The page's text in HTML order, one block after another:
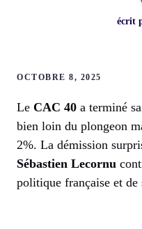
écrit
OCTOBRE 8, 2025
Le CAC 40 a terminé
bien loin du plongeon
2%. La démission
Sébastien Lecornu
politique française et de